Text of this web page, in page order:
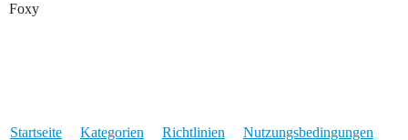
Foxy
Startseite Kategorien Richtlinien Nutzungsbedingungen